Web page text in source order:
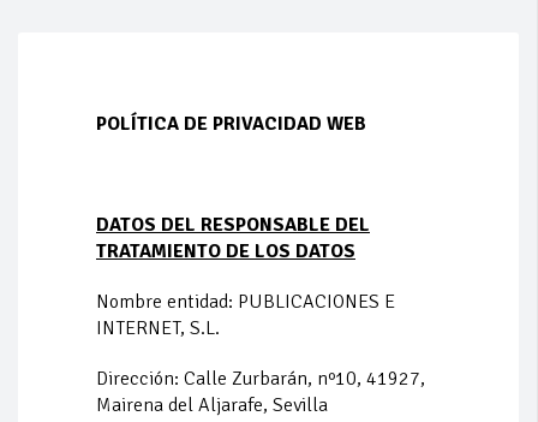
POLÍTICA DE PRIVACIDAD WEB
DATOS DEL RESPONSABLE DEL
TRATAMIENTO DE LOS DATOS
Nombre entidad: PUBLICACIONES E
INTERNET, S.L.
Dirección: Calle Zurbarán, nº10, 41927,
Mairena del Aljarafe, Sevilla